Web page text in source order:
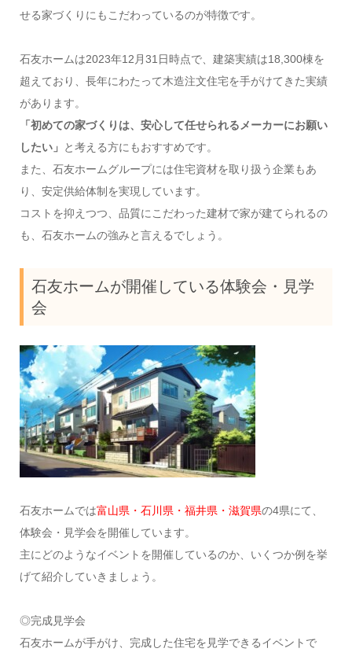
せる家づくりにもこだわっているのが特徴です。
石友ホームは2023年12月31日時点で、建築実績は18,300棟を
超えており、長年にわたって木造注文住宅を手がけてきた実績
があります。
「初めての家づくりは、安心して任せられるメーカーにお願い
したい」 と考える方にもおすすめです。
また、石友ホームグループには住宅資材を取り扱う企業もあ
り、安定供給体制を実現しています。
コストを抑えつつ、品質にこだわった建材で家が建てられるの
も、石友ホームの強みと言えるでしょう。
石友ホームが開催している体験会・見学
会
石友ホームでは富山県・石川県・福井県・滋賀県の4県にて、
体験会・見学会を開催しています。
主にどのようなイベントを開催しているのか、いくつか例を挙
げて紹介していきましょう。
◎完成見学会
石友ホームが手がけ、完成した住宅を見学できるイベントで